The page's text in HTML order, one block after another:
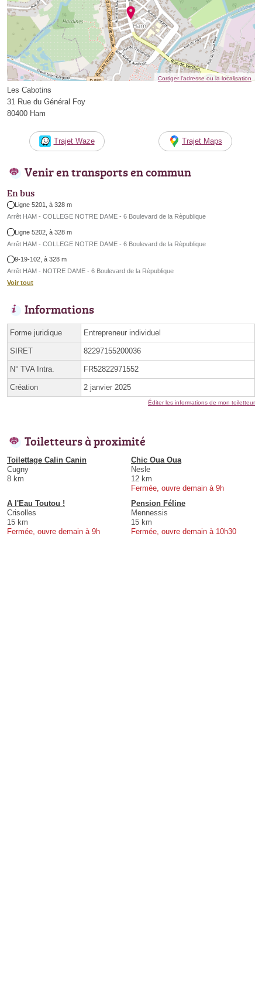
Corriger l’adresse ou la localisation
Les Cabotins
31 Rue du Général Foy
80400 Ham
Trajet Waze Trajet Maps
Venir en transports en commun
En bus
Ligne 5201, à 328 m
Arrêt HAM - COLLEGE NOTRE DAME - 6 Boulevard de la Rèpublique
Ligne 5202, à 328 m
Arrêt HAM - COLLEGE NOTRE DAME - 6 Boulevard de la Rèpublique
9-19-102, à 328 m
Arrêt HAM - NOTRE DAME - 6 Boulevard de la Rèpublique
Voir tout
Informations
Forme juridique Entrepreneur individuel
SIRET 82297155200036
N° TVA Intra. FR52822971552
Création 2 janvier 2025
Éditer les informations de mon toiletteur
Toiletteurs à proximité
Toilettage Calin Canin
Cugny
8 km
Chic Oua Oua
Nesle
12 km
Fermée, ouvre demain à 9h
A l'Eau Toutou !
Crisolles
15 km
Fermée, ouvre demain à 9h
Pension Féline
Mennessis
15 km
Fermée, ouvre demain à 10h30